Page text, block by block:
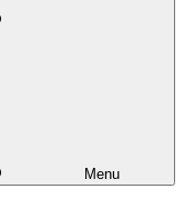
Menu